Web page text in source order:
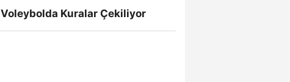
Voleybolda Kuralar Çekiliyor